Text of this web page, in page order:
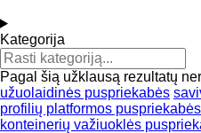
Kategorija
Pagal šią užklausą rezultatų
užuolaidinės puspriekabės
profilių platformos puspriekabės
konteinerių važiuoklės